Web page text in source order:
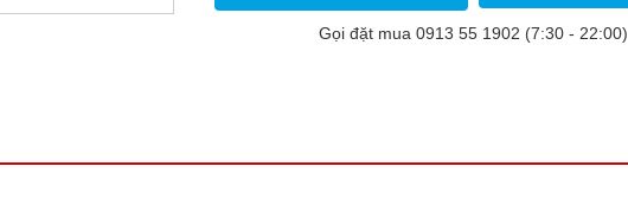
Gọi đặt mua 0913 55 1902 (7:30 - 22:00)